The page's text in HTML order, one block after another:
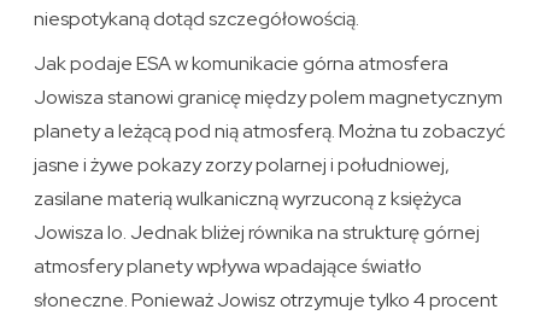
niespotykaną dotąd szczegółowością.
Jak podaje ESA w komunikacie górna atmosfera
Jowisza stanowi granicę między polem magnetycznym
planety a leżącą pod nią atmosferą. Można tu zobaczyć
jasne i żywe pokazy zorzy polarnej i południowej,
zasilane materią wulkaniczną wyrzuconą z księżyca
Jowisza Io. Jednak bliżej równika na strukturę górnej
atmosfery planety wpływa wpadające światło
słoneczne. Ponieważ Jowisz otrzymuje tylko 4 procent